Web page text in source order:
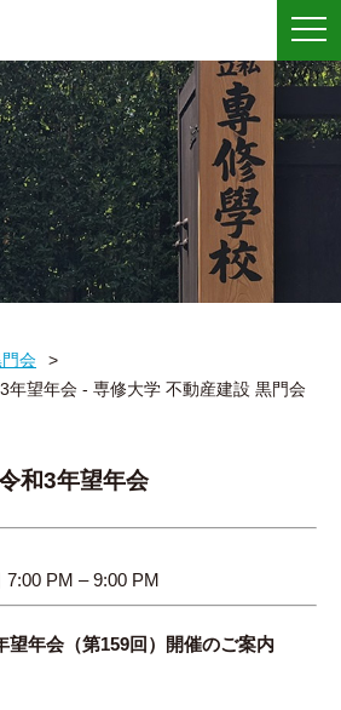
メ
ュ
会
年望年会 - 専修大学 不動産建設 黒門会
和3年望年会
7:00 PM –9:00 PM
望年会（第159回）開催のご案内